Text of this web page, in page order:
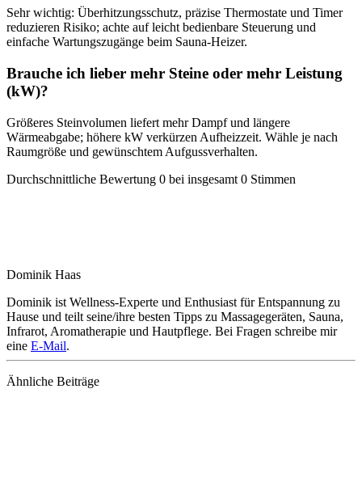
Sehr wichtig: Überhitzungsschutz, präzise Thermostate und Timer
reduzieren Risiko; achte auf leicht bedienbare Steuerung und
einfache Wartungszugänge beim Sauna-Heizer.
Brauche ich lieber mehr Steine oder mehr Leistung
(kW)?
Größeres Steinvolumen liefert mehr Dampf und längere
Wärmeabgabe; höhere kW verkürzen Aufheizzeit. Wähle je nach
Raumgröße und gewünschtem Aufgussverhalten.
Durchschnittliche Bewertung 0 bei insgesamt 0 Stimmen
Dominik Haas
Dominik ist Wellness-Experte und Enthusiast für Entspannung zu
Hause und teilt seine/ihre besten Tipps zu Massagegeräten, Sauna,
Infrarot, Aromatherapie und Hautpflege. Bei Fragen schreibe mir
eine E-Mail.
Ähnliche Beiträge